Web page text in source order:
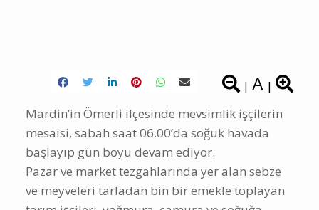
| A |
Mardin’in Ömerli ilçesinde mevsimlik işçilerin
mesaisi, sabah saat 06.00’da soğuk havada
başlayıp gün boyu devam ediyor.
Pazar ve market tezgahlarında yer alan sebze
ve meyveleri tarladan bin bir emekle toplayan